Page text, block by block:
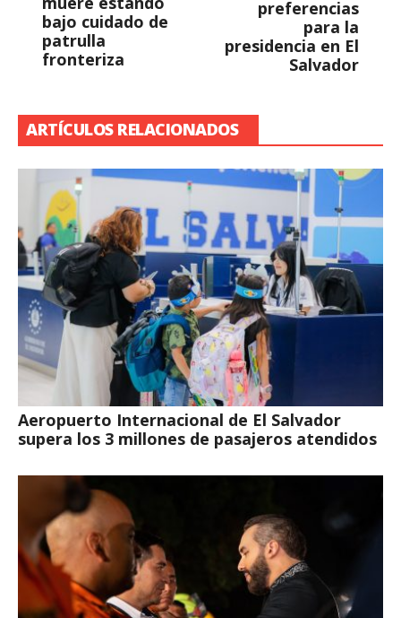
bajo cuidado de
patrulla
fronteriza
preferencias
para la
presidencia en El
Salvador
ARTÍCULOS RELACIONADOS
Aeropuerto Internacional de El Salvador
supera los 3 millones de pasajeros atendidos